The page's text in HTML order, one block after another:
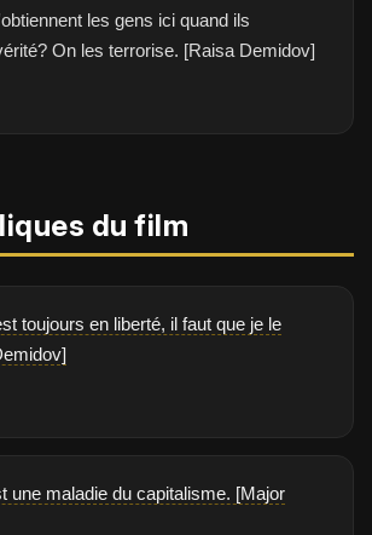
les gens ici quand ils
On les terrorise. [Raisa Demidov]
du film
toujours en liberté, il faut que je le
une maladie du capitalisme. [Major